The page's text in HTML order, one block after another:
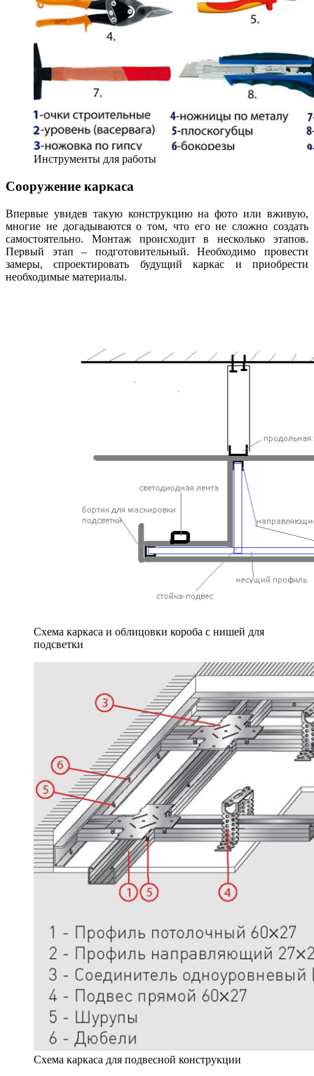
Инструменты для работы
Сооружение каркаса
Впервые увидев такую конструкцию на фото или вживую,
многие не догадываются о том, что его не сложно создать
самостоятельно. Монтаж происходит в несколько этапов.
Первый этап – подготовительный. Необходимо провести
замеры, спроектировать будущий каркас и приобрести
необходимые материалы.
Схема каркаса и облицовки короба с нишей для
подсветки
Схема каркаса для подвесной конструкции